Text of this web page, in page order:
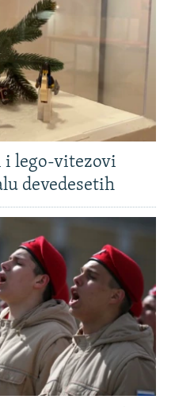
i lego-vitezovi
devedesetih